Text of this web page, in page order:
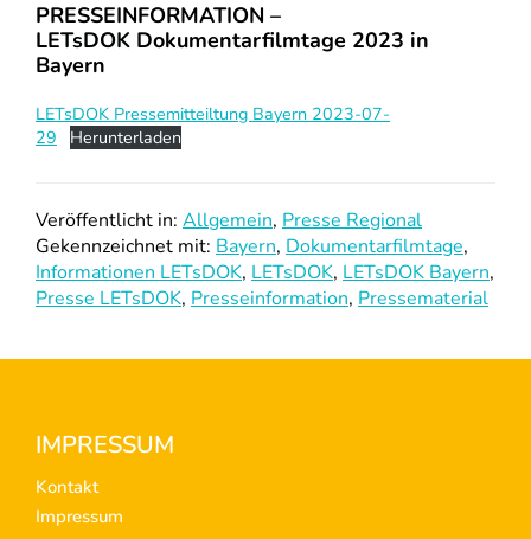
PRESSEINFORMATION –
LETsDOK Dokumentarfilmtage 2023 in
Bayern
LETsDOK Pressemitteiltung Bayern 2023-07-
29
Herunterladen
Veröffentlicht in: Allgemein, Presse Regional
Gekennzeichnet mit: Bayern, Dokumentarfilmtage,
Informationen LETsDOK, LETsDOK, LETsDOK Bayern,
Presse LETsDOK, Presseinformation, Pressematerial
Footer
IMPRESSUM
Kontakt
Impressum